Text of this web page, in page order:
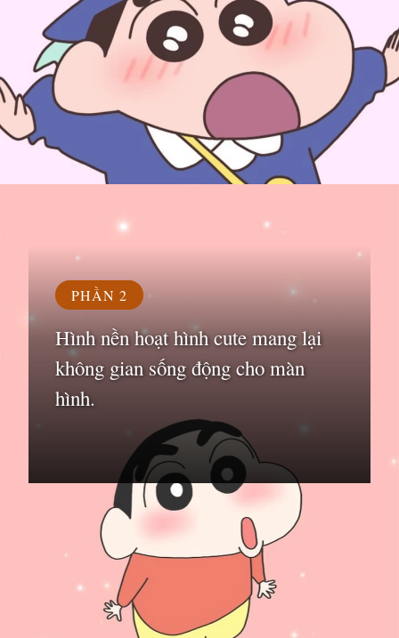
PHẦN 2
Hình nền hoạt hình cute mang lại
không gian sống động cho màn
hình.